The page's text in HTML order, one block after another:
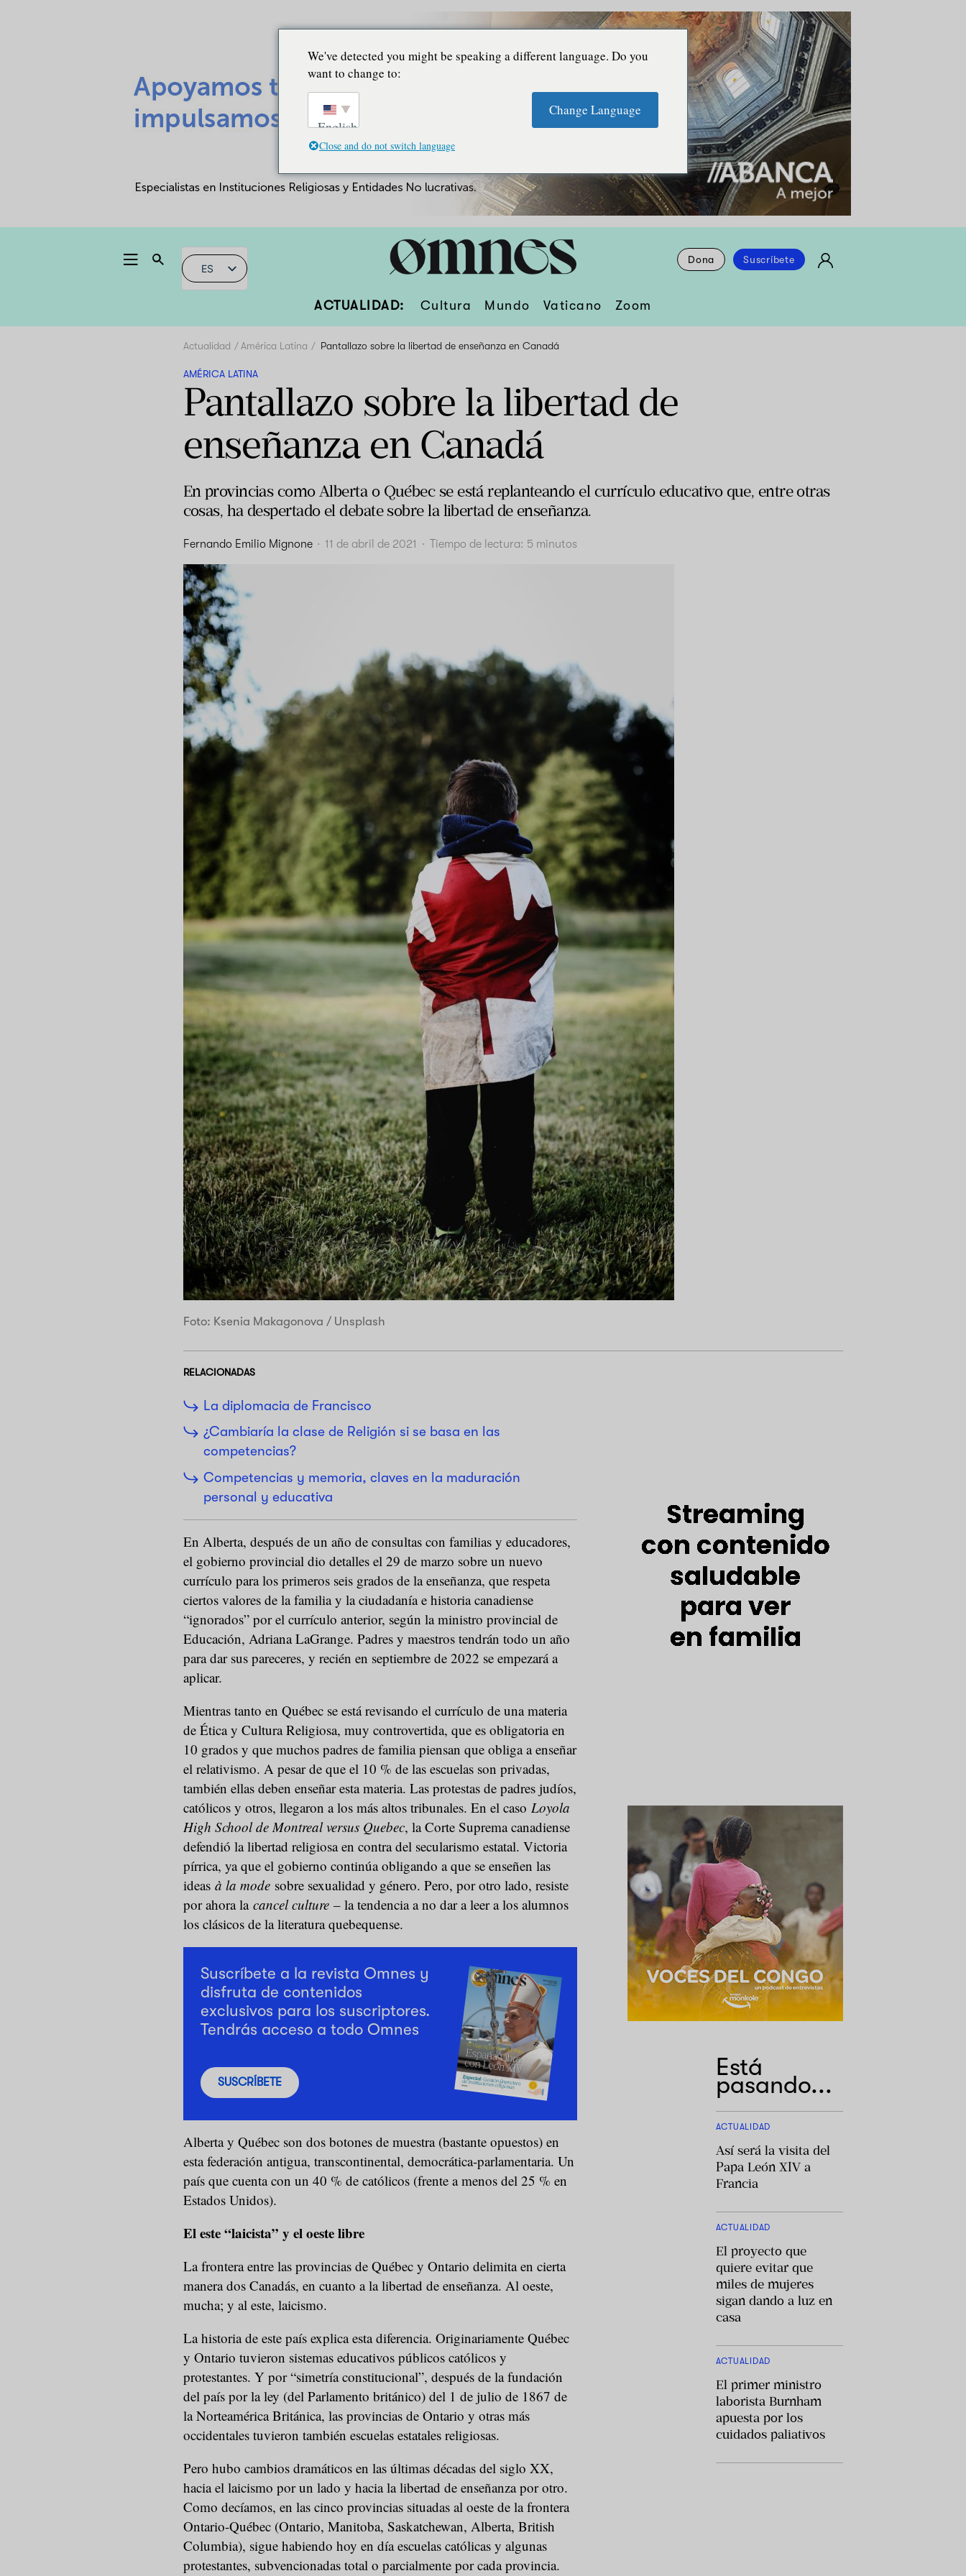
ES
Dona Suscríbete
ACTUALIDAD: Cultura Mundo Vaticano Zoom
Actualidad América Latina Pantallazo sobre la libertad de enseñanza en Canadá
AMÉRICA LATINA
Pantallazo sobre la libertad de
enseñanza en Canadá
En provincias como Alberta o Québec se está replanteando el currículo educativo que, entre otras
cosas, ha despertado el debate sobre la libertad de enseñanza.
Fernando Emilio Mignone · 11 de abril de 2021 · Tiempo de lectura: 5 minutos
Foto: Ksenia Makagonova / Unsplash
RELACIONADAS
La diplomacia de Francisco
¿Cambiaría la clase de Religión si se basa en las
competencias?
Competencias y memoria, claves en la maduración
personal y educativa
En Alberta, después de un año de consultas con familias y educadores,
el gobierno provincial dio detalles el 29 de marzo sobre un nuevo
currículo para los primeros seis grados de la enseñanza, que respeta
ciertos valores de la familia y la ciudadanía e historia canadiense
“ignorados” por el currículo anterior, según la ministro provincial de
Educación, Adriana LaGrange. Padres y maestros tendrán todo un año
para dar sus pareceres, y recién en septiembre de 2022 se empezará a
aplicar.
Mientras tanto en Québec se está revisando el currículo de una materia
de Ética y Cultura Religiosa, muy controvertida, que es obligatoria en
10 grados y que muchos padres de familia piensan que obliga a enseñar
el relativismo. A pesar de que el 10 % de las escuelas son privadas,
también ellas deben enseñar esta materia. Las protestas de padres judíos,
católicos y otros, llegaron a los más altos tribunales. En el caso Loyola
High School de Montreal versus Quebec, la Corte Suprema canadiense
defendió la libertad religiosa en contra del secularismo estatal. Victoria
pírrica, ya que el gobierno continúa obligando a que se enseñen las
ideas à la modesobre sexualidad y género. Pero, por otro lado, resiste
por ahora la cancel culture– la tendencia a no dar a leer a los alumnos
los clásicos de la literatura quebequense.
Suscríbete a la revista Omnes y
disfruta de contenidos
exclusivos para los suscriptores.
Tendrás acceso a todo Omnes
SUSCRÍBETE
Alberta y Québec son dos botones de muestra (bastante opuestos) en
esta federación antigua, transcontinental, democrática-parlamentaria. Un
país que cuenta con un 40 % de católicos (frente a menos del 25 % en
Estados Unidos).
El este “laicista” y el oeste libre
La frontera entre las provincias de Québec y Ontario delimita en cierta
manera dos Canadás, en cuanto a la libertad de enseñanza. Al oeste,
mucha; y al este, laicismo.
La historia de este país explica esta diferencia. Originariamente Québec
y Ontario tuvieron sistemas educativos públicos católicos y
protestantes. Y por “simetría constitucional”, después de la fundación
del país por la ley (del Parlamento británico) del 1 de julio de 1867 de
la Norteamérica Británica, las provincias de Ontario y otras más
occidentales tuvieron también escuelas estatales religiosas.
Pero hubo cambios dramáticos en las últimas décadas del siglo XX,
hacia el laicismo por un lado y hacia la libertad de enseñanza por otro.
Como decíamos, en las cinco provincias situadas al oeste de la frontera
Ontario-Québec (Ontario, Manitoba, Saskatchewan, Alberta, British
Columbia), sigue habiendo hoy en día escuelas católicas y algunas
protestantes, subvencionadas total o parcialmente por cada provincia.
Está
pasando...
ACTUALIDAD
Así será la visita del
Papa León XIV a
Francia
ACTUALIDAD
El proyecto que
quiere evitar que
miles de mujeres
sigan dando a luz en
casa
ACTUALIDAD
El primer ministro
laborista Burnham
apuesta por los
cuidados paliativos
We've detected you might be speaking a different language. Do you
want to change to:
English
Change Language
Close and do not switch language